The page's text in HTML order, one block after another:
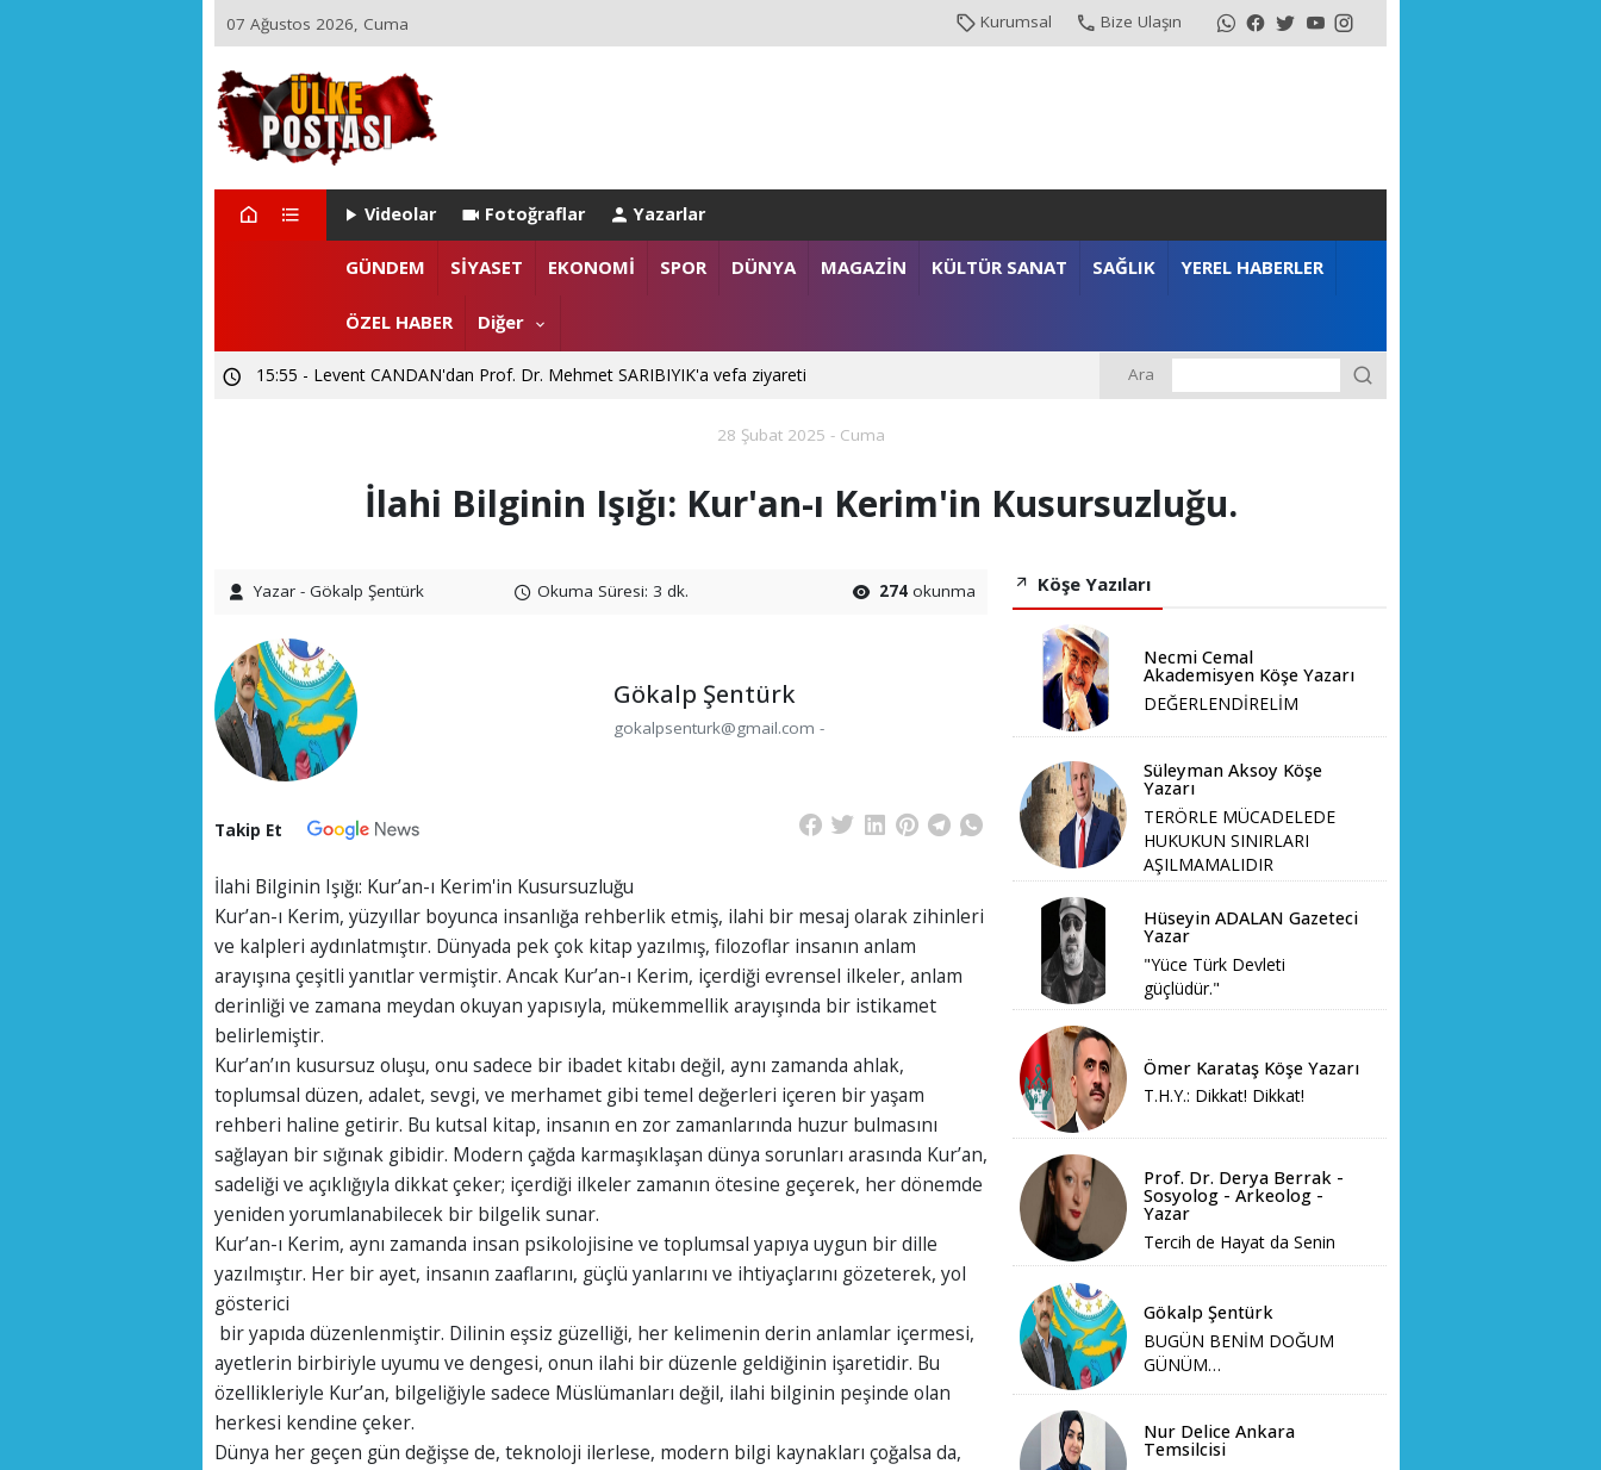
07 Ağustos 2026, Cuma Kurumsal Bize Ulaşın
Videolar Fotoğraflar Yazarlar
GÜNDEM SİYASET EKONOMİ SPOR DÜNYA MAGAZİN KÜLTÜR SANAT SAĞLIK YEREL HABERLER
ÖZEL HABER Diğer
15:55 - Levent CANDAN'dan Prof. Dr. Mehmet SARIBIYIK'a vefa ziyareti
12:02 - SUBÜ Rektör Adayı Prof. Dr. Ali ÇORUH; “Sakarya’ya değer katan bir üniversite inşa etmek istiyorum”
Ara
28 Şubat 2025 - Cuma
İlahi Bilginin Işığı: Kur'an-ı Kerim'in Kusursuzluğu.
Yazar - Gökalp Şentürk Okuma Süresi: 3 dk. 274 okunma
Gökalp Şentürk
gokalpsenturk@gmail.com -
Takip Et
İlahi Bilginin Işığı: Kur’an-ı Kerim'in Kusursuzluğu
Kur’an-ı Kerim, yüzyıllar boyunca insanlığa rehberlik etmiş, ilahi bir mesaj olarak zihinleri
ve kalpleri aydınlatmıştır. Dünyada pek çok kitap yazılmış, filozoflar insanın anlam
arayışına çeşitli yanıtlar vermiştir. Ancak Kur’an-ı Kerim, içerdiği evrensel ilkeler, anlam
derinliği ve zamana meydan okuyan yapısıyla, mükemmellik arayışında bir istikamet
belirlemiştir.
Kur’an’ın kusursuz oluşu, onu sadece bir ibadet kitabı değil, aynı zamanda ahlak,
toplumsal düzen, adalet, sevgi, ve merhamet gibi temel değerleri içeren bir yaşam
rehberi haline getirir. Bu kutsal kitap, insanın en zor zamanlarında huzur bulmasını
sağlayan bir sığınak gibidir. Modern çağda karmaşıklaşan dünya sorunları arasında Kur’an,
sadeliği ve açıklığıyla dikkat çeker; içerdiği ilkeler zamanın ötesine geçerek, her dönemde
yeniden yorumlanabilecek bir bilgelik sunar.
Kur’an-ı Kerim, aynı zamanda insan psikolojisine ve toplumsal yapıya uygun bir dille
yazılmıştır. Her bir ayet, insanın zaaflarını, güçlü yanlarını ve ihtiyaçlarını gözeterek, yol
gösterici
bir yapıda düzenlenmiştir. Dilinin eşsiz güzelliği, her kelimenin derin anlamlar içermesi,
ayetlerin birbiriyle uyumu ve dengesi, onun ilahi bir düzenle geldiğinin işaretidir. Bu
özellikleriyle Kur’an, bilgeliğiyle sadece Müslümanları değil, ilahi bilginin peşinde olan
herkesi kendine çeker.
Dünya her geçen gün değişse de, teknoloji ilerlese, modern bilgi kaynakları çoğalsa da,
Köşe Yazıları
Necmi Cemal
Akademisyen Köşe Yazarı
DEĞERLENDİRELİM
Süleyman Aksoy Köşe
Yazarı
TERÖRLE MÜCADELEDE
HUKUKUN SINIRLARI
AŞILMAMALIDIR
Hüseyin ADALAN Gazeteci
Yazar
"Yüce Türk Devleti
güçlüdür."
Ömer Karataş Köşe Yazarı
T.H.Y.: Dikkat! Dikkat!
Prof. Dr. Derya Berrak -
Sosyolog - Arkeolog -
Yazar
Tercih de Hayat da Senin
Gökalp Şentürk
BUGÜN BENİM DOĞUM
GÜNÜM…
Nur Delice Ankara
Temsilcisi